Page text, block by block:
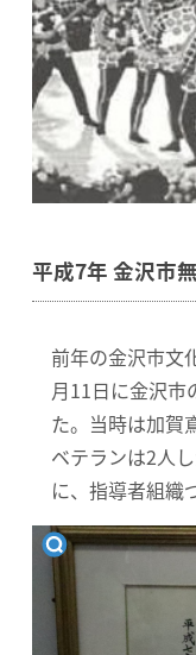
平成7年 金沢市
前年の金沢市文
月11日に金沢市
た。当時は加賀
ベテランは2人
に、指導者組織